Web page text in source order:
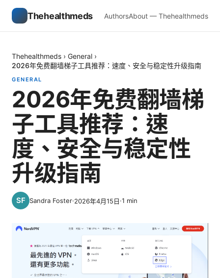
Thehealthmeds AuthorsAbout — Thehealthmeds
Thehealthmeds › General ›
2026年免费翻墙梯子工具推荐：速度、安全与稳定性升级指南
GENERAL
2026年免费翻墙梯
子工具推荐：速
度、安全与稳定性
升级指南
Sandra Foster·2026年4月15日·1 min